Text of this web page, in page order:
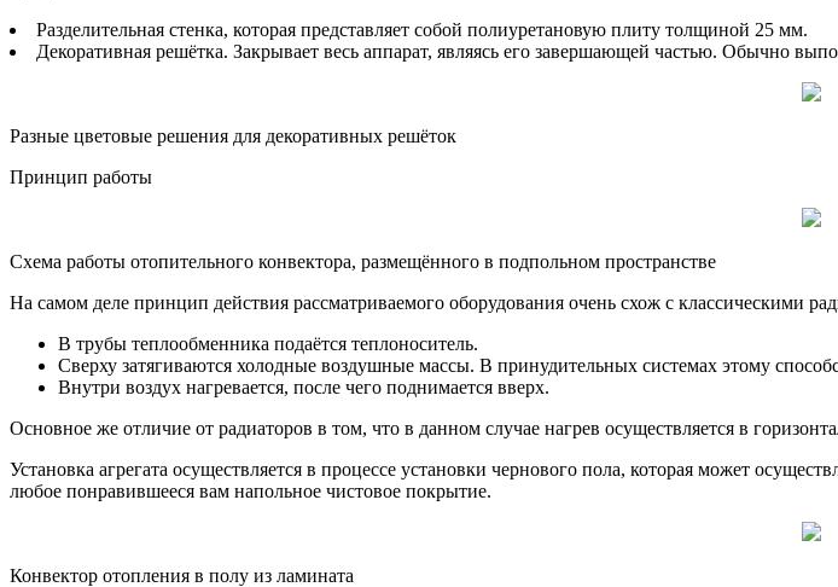
Разделительная стенка, которая представляет собой полиуретановую плиту толщиной 25 мм.
Декоративная решётка. Закрывает весь аппарат, являясь его завершающей частью. Обычно
Разные цветовые решения для декоративных решёток
Принцип работы
Схема работы отопительного конвектора, размещённого в подпольном пространстве
На самом деле принцип действия рассматриваемого оборудования очень схож с классическими
В трубы теплообменника подаётся теплоноситель.
Сверху затягиваются холодные воздушные массы. В принудительных системах этому
Внутри воздух нагревается, после чего поднимается вверх.
Основное же отличие от радиаторов в том, что в данном случае нагрев осуществляется в
Установка агрегата осуществляется в процессе установки чернового пола, которая может
любое понравившееся вам напольное чистовое покрытие.
Конвектор отопления в полу из ламината